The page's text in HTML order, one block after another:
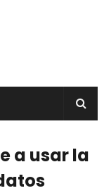
a usar la